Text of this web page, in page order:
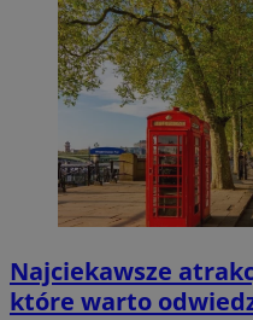
Najciekawsze
które warto